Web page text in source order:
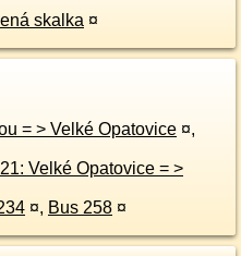
skalka ¤
Vlak S21: Skalice nad Svitavou = > Velké Opatovice ¤,
Velké Opatovice = >
¤, Bus 258 ¤